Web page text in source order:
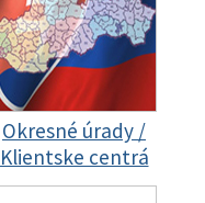
Okresné úrady /
Klientske centrá